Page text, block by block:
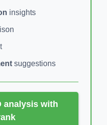
insights
suggestions
analysis with